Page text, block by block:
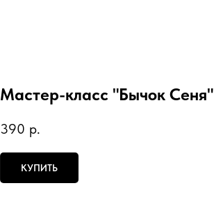
Мастер-класс "Бычок Сеня"
390 р.
КУПИТЬ